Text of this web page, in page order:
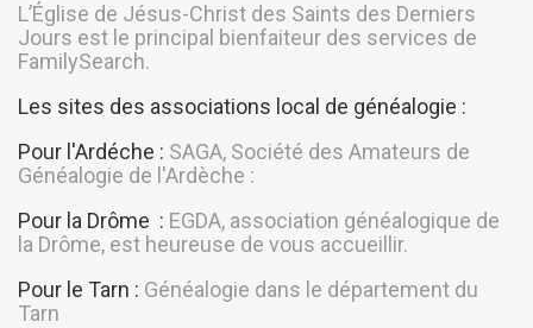
L’Église de Jésus-Christ des Saints des Derniers
Jours est le principal bienfaiteur des services de
FamilySearch.
Les sites des associations local de généalogie :
Pour l'Ardéche : SAGA, Société des Amateurs de
Généalogie de l'Ardèche :
Pour la Drôme : EGDA, association généalogique de
la Drôme, est heureuse de vous accueillir.
Pour le Tarn : Généalogie dans le département du
Tarn